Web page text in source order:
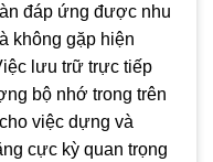
đáp ứng được nhu
không gặp hiện
lưu trữ trực tiếp
bộ nhớ trong trên
việc dựng và
cực kỳ quan trọng